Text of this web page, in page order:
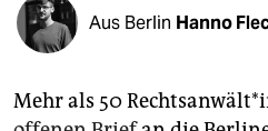
abo
genossenschaft
epaper login
Aus Berlin Hanno
Mehr als 50